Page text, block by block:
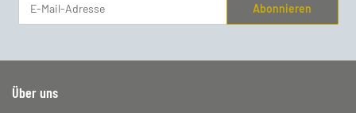
Abonnieren
Über uns